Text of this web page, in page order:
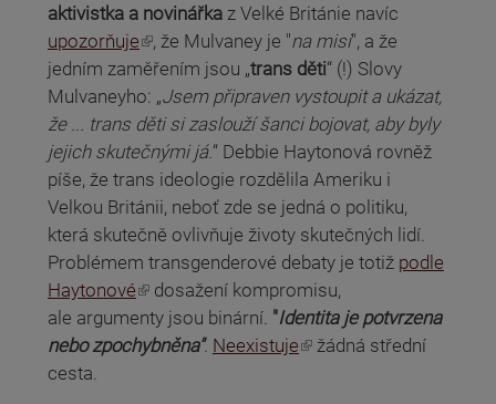
aktivistka a novinářka z Velké Británie navíc
upozorňuje
(odkaz je externí) , že Mulvaney je "na misi", a že
jedním zaměřením jsou „trans děti“ (!) Slovy
Mulvaneyho: „Jsem připraven vystoupit a ukázat,
že ... trans děti si zaslouží šanci bojovat, aby byly
jejich skutečnými já. “ Debbie Haytonová rovněž
píše, že trans ideologie rozdělila Ameriku i
Velkou Británii, neboť zde se jedná o politiku,
která skutečně ovlivňuje životy skutečných lidí.
Problémem transgenderové debaty je totiž podle
Haytonové
(odkaz je externí)
dosažení kompromisu,
ale argumenty jsou binární. "Identita je potvrzena
nebo zpochybněna". Neexistuje
(odkaz je externí)
žádná střední
cesta.